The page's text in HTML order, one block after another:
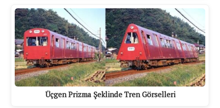
Üçgen Prizma Şeklinde Tren Görselleri